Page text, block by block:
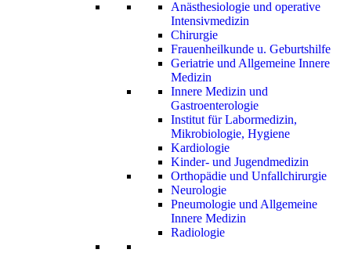
Anästhesiologie und operative
Intensivmedizin
Chirurgie
Frauenheilkunde u. Geburtshilfe
Geriatrie und Allgemeine Innere
Medizin
Innere Medizin und
Gastroenterologie
Institut für Labormedizin,
Mikrobiologie, Hygiene
Kardiologie
Kinder- und Jugendmedizin
Orthopädie und Unfallchirurgie
Neurologie
Pneumologie und Allgemeine
Innere Medizin
Radiologie